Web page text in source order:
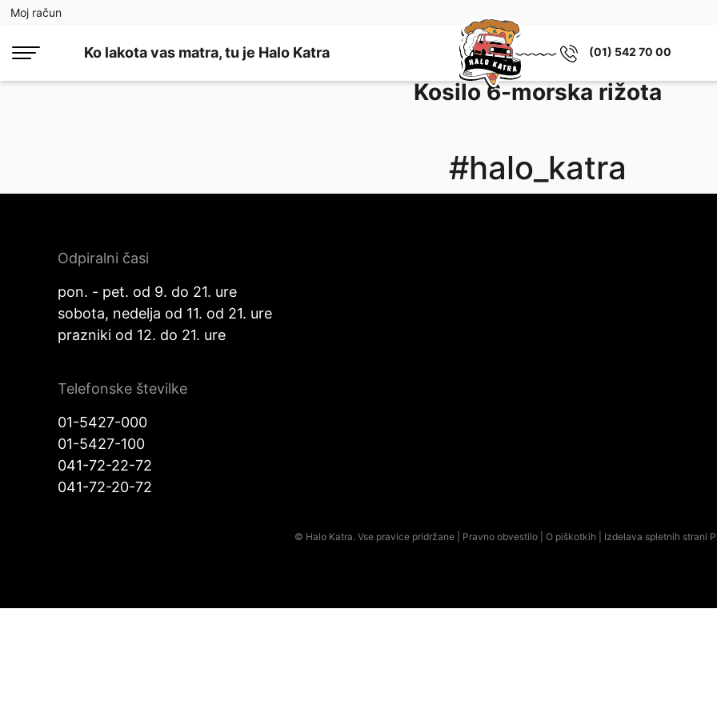
Moj račun
Ko lakota vas matra, tu je Halo Katra (01) 542 70 00
Kosilo 6-morska rižota
#halo_katra
Odpiralni časi
pon. - pet. od 9. do 21. ure
sobota, nedelja od 11. od 21. ure
prazniki od 12. do 21. ure
Telefonske številke
01-5427-000
01-5427-100
041-72-22-72
041-72-20-72
© Halo Katra. Vse pravice pridržane | Pravno obvestilo O piškotkih | Izdelava spletnih strani